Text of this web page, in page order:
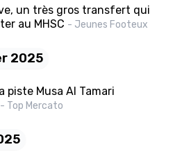
un très gros transfert qui
au MHSC - Jeunes Footeux
2025
piste Musa Al Tamari
- Top Mercato